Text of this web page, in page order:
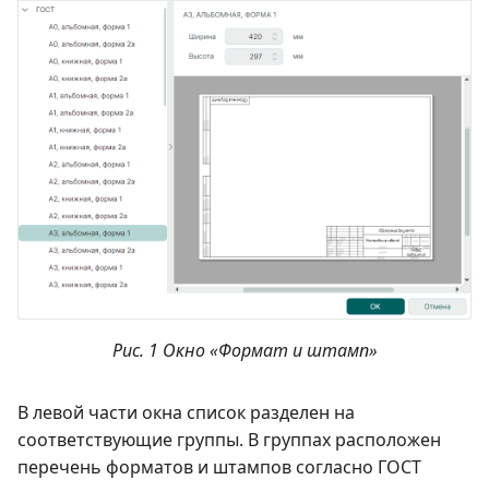
Рис. 1 Окно «Формат и штамп»
В левой части окна список разделен на
соответствующие группы. В группах расположен
перечень форматов и штампов согласно ГОСТ